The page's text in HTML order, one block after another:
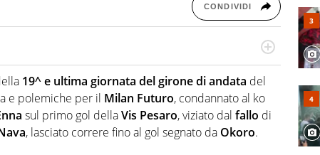
CONDIVIDI
di calcio in tutte le sue sfaccettature, con una
campionati minori.
19^ e ultima giornata del girone di andata del
e polemiche per il Milan Futuro, condannato al ko
sul primo gol dellaVis Pesaro, viziato dal fallo di
, lasciato correre fino al gol segnato da Okoro.